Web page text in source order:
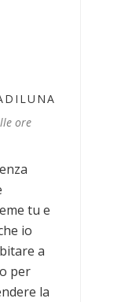
ore
tu e
io
a
per
la